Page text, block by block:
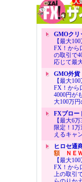
GMOクリ
【最大
FX！から
の取引で
応じて最
GMO外貨
【最大
FX！から
4000円が
大100万円
FXブロー
【最大6
限定！1万
えるキャ
ヒロセ通
額ＮＥＷ
【最大
FX！から
上の取引